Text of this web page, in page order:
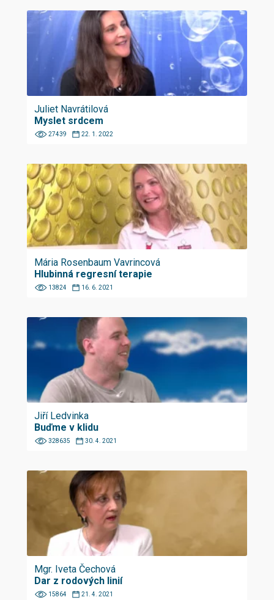
Juliet Navrátilová
Myslet srdcem
27439 22. 1. 2022
Mária Rosenbaum Vavrincová
Hlubinná regresní terapie
13824 16. 6. 2021
Jiří Ledvinka
Buďme v klidu
328635 30. 4. 2021
Mgr. Iveta Čechová
Dar z rodových linií
15864 21. 4. 2021